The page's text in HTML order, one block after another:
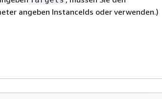
angeben InstanceIds oder verwenden.)